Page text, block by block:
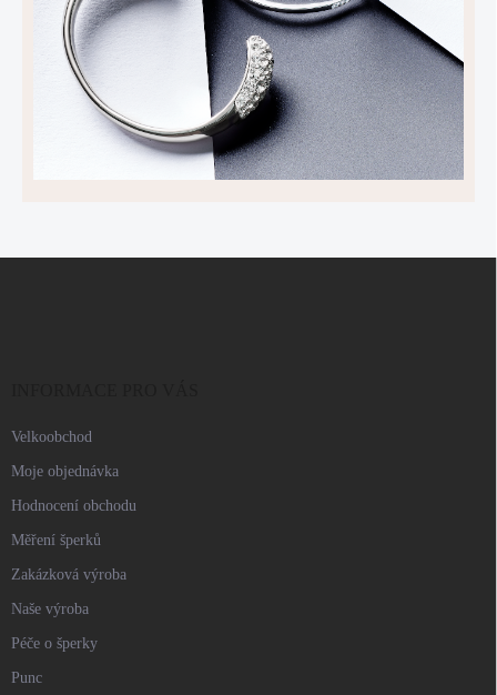
Velkoobchod
Moje objednávka
Hodnocení obchodu
Měření šperků
Zakázková výroba
Naše výroba
Péče o šperky
Punc